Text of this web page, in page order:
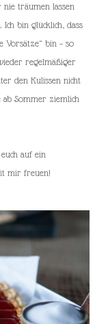
nie träumen lassen
Ich bin glücklich, dass
Vorsätze“ bin – so
regelmäßiger
den Kulissen nicht
Sommer ziemlich
auf ein
mir freuen!